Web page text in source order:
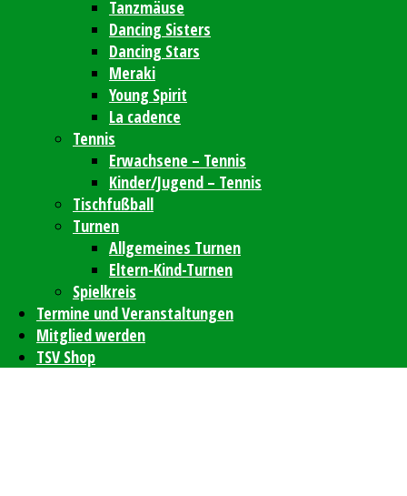
Tanzmäuse
Dancing Sisters
Dancing Stars
Meraki
Young Spirit
La cadence
Tennis
Erwachsene – Tennis
Kinder/Jugend – Tennis
Tischfußball
Turnen
Allgemeines Turnen
Eltern-Kind-Turnen
Spielkreis
Termine und Veranstaltungen
Mitglied werden
TSV Shop